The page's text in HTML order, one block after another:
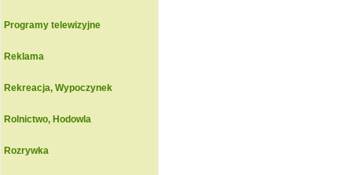
Programy telewizyjne
Reklama
Rekreacja, Wypoczynek
Rolnictwo, Hodowla
Rozrywka